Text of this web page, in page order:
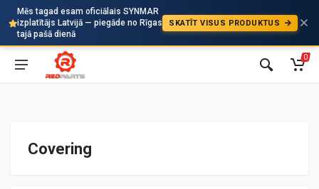
Mēs tagad esam oficiālais SYNMAR
izplatītājs Latvijā — piegāde no Rīgas
tajā pašā dienā
SKATĪT VISUS PRODUKTUS
Auto
0
Covering